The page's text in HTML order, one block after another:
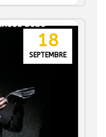
18
SEPTEMBRE